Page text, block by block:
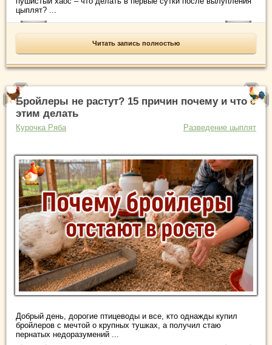
цыплят? ...
Читать запись полностью
Бройлеры не растут? 15 причин почему и что с
этим делать
Курочка Ряба Разведение цыплят
Добрый день, дорогие птицеводы и все, кто однажды купил
бройлеров с мечтой о крупных тушках, а получил стаю
пернатых недоразумений ...